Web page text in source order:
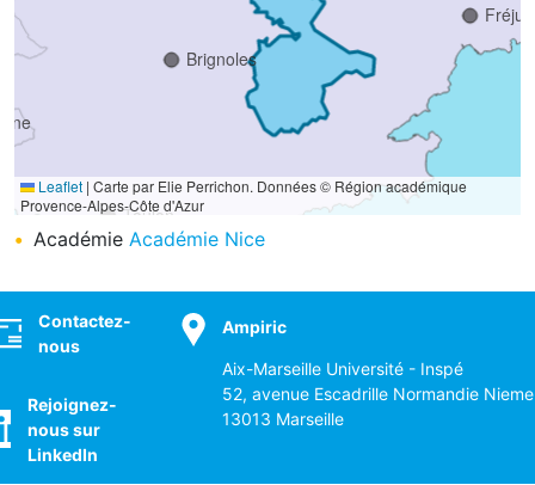
Toulon
Brignoles
Fréjus
Hyères
La
Mer
Leaflet | Carte par Elie Perrichon. Données © Région académique
Provence-Alpes-Côte d'Azur
Académie Académie Nice
Contactez-
nous
Rejoignez-
nous sur
LinkedIn
Ampiric
Aix-Marseille Université - Inspé
52, avenue Escadrille Normandie
13013 Marseille